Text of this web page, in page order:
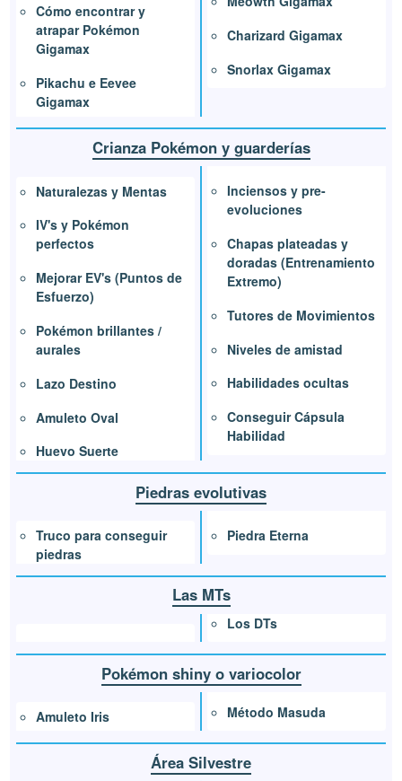
Cómo encontrar y
atrapar Pokémon
Gigamax
Pikachu e Eevee
Gigamax
Charizard Gigamax
Snorlax Gigamax
Crianza Pokémon y guarderías
Naturalezas y Mentas
IV's y Pokémon
perfectos
Mejorar EV's (Puntos de
Esfuerzo)
Pokémon brillantes /
aurales
Lazo Destino
Amuleto Oval
Huevo Suerte
Inciensos y pre-
evoluciones
Chapas plateadas y
doradas (Entrenamiento
Extremo)
Tutores de Movimientos
Niveles de amistad
Habilidades ocultas
Conseguir Cápsula
Habilidad
Piedras evolutivas
Truco para conseguir
piedras
Piedra Eterna
Las MTs
Los DTs
Pokémon shiny o variocolor
Amuleto Iris Método Masuda
Área Silvestre